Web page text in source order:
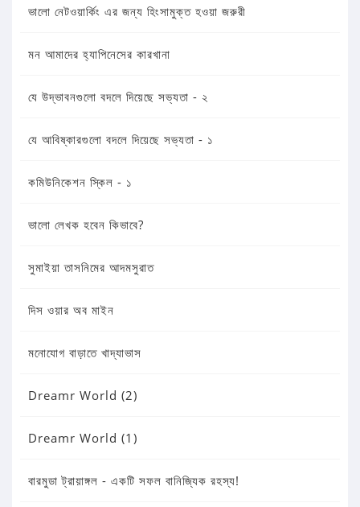
ভালো নেটওয়ার্কিং এর জন্য হিংসামুক্ত হওয়া জরুরী
মন আমাদের হ্যাপিনেসের কারখানা
যে উদ্ভাবনগুলো বদলে দিয়েছে সভ্যতা - ২
যে আবিষ্কারগুলো বদলে দিয়েছে সভ্যতা - ১
কমিউনিকেশন স্কিল - ১
ভালো লেখক হবেন কিভাবে?
সুমাইয়া তাসনিমের আদমসুরাত
দিস ওয়ার অব মাইন
মনোযোগ বাড়াতে খাদ্যাভাস
Dreamr World (2)
Dreamr World (1)
বারমুডা ট্রায়াঙ্গল - একটি সফল বানিজ্যিক রহস্য!